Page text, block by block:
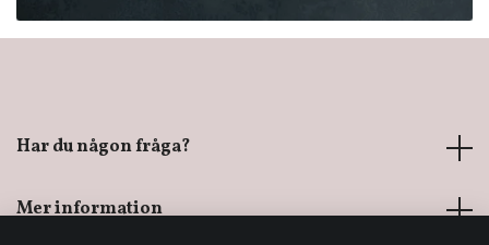
Har du någon fråga?
Mer information